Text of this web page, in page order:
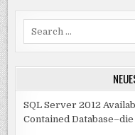
SQL Server 2012
Contained